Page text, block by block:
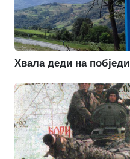
Хвала деди на побједи